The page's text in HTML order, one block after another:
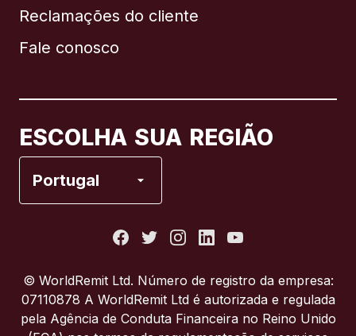
Reclamações do cliente
Fale conosco
ESCOLHA SUA REGIÃO
Portugal
Brasil
Itália
© WorldRemit Ltd. Número de registro da empresa:
07110878 A WorldRemit Ltd é autorizada e regulada
pela Agência de Conduta Financeira no Reino Unido